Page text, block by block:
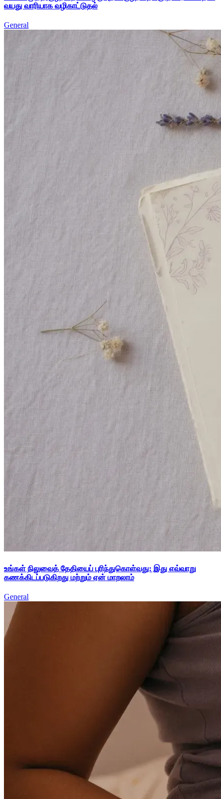
வயது வாரியாக வழிகாட்டுதல்
General
உங்கள் நிலுவைத் தேதியைப் புரிந்துகொள்வது: இது எவ்வாறு
கணக்கிடப்படுகிறது மற்றும் ஏன் மாறலாம்
General